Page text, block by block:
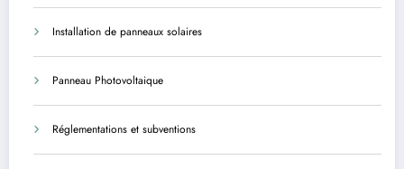
Installation de panneaux solaires
Panneau Photovoltaique
Réglementations et subventions